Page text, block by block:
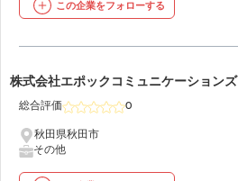
この企業をフォローする
21株式会社エポックコミュニケーションズ
総合評価 0
秋田県秋田市
その他